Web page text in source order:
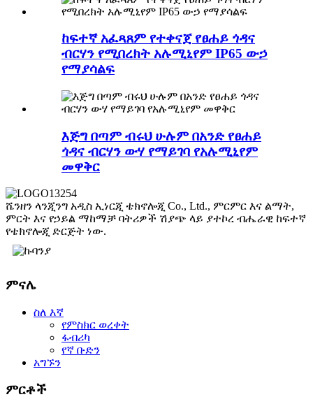
ከፍተኛ አፈጻጸም የተቀናጀ የፀሐይ ጎዳና
ብርሃን የሚበረክት አሉሚኒየም IP65 ውኃ
የማያሳልፍ
እጅግ በጣም ብሩህ ሁሉም በአንድ የፀሐይ
ጎዳና ብርሃን ውሃ የማይገባ የአሉሚኒየም
መዋቅር
ሼንዘን ላንጂንግ አዲስ ኢነርጂ ቴክኖሎጂ Co., Ltd., ምርምር እና ልማት,
ምርት እና የኃይል ማከማቻ ባትሪዎች ሽያጭ ላይ ያተኮረ ብሔራዊ ከፍተኛ
የቴክኖሎጂ ድርጅት ነው.
ምናሌ
ስለ እኛ
የምስክር ወረቀት
ፋብሪካ
የኛ ቡድን
አግኙን
ምርቶች